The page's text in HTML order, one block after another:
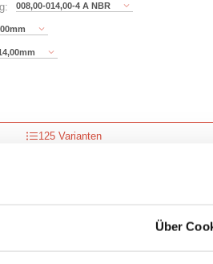
Über
008,00-014,00-4 A NBR
125 Varianten